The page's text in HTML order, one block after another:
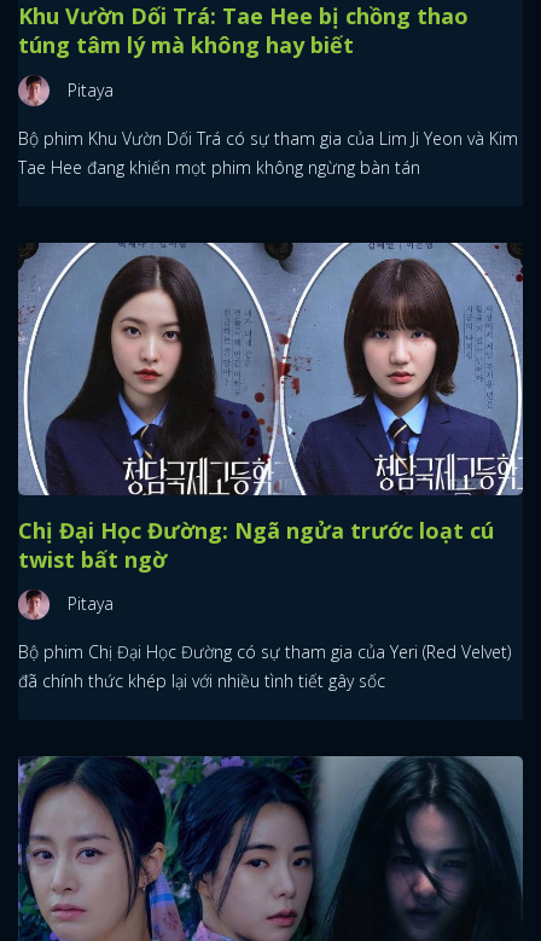
Khu Vườn Dối Trá: Tae Hee bị chồng thao
túng tâm lý mà không hay biết
Pitaya
Bộ phim Khu Vườn Dối Trá có sự tham gia của Lim Ji Yeon và Kim
Tae Hee đang khiến mọt phim không ngừng bàn tán
Chị Đại Học Đường: Ngã ngửa trước loạt cú
twist bất ngờ
Pitaya
Bộ phim Chị Đại Học Đường có sự tham gia của Yeri (Red Velvet)
đã chính thức khép lại với nhiều tình tiết gây sốc